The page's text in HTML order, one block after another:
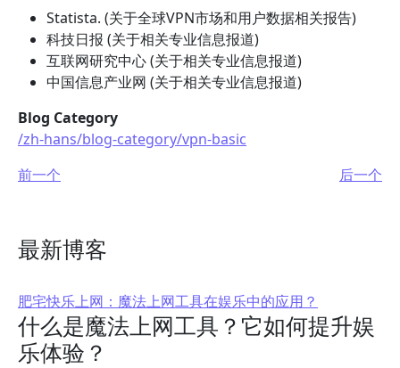
Statista. (关于全球VPN市场和用户数据相关报告)
科技日报 (关于相关专业信息报道)
互联网研究中心 (关于相关专业信息报道)
中国信息产业网 (关于相关专业信息报道)
Blog Category
/zh-hans/blog-category/vpn-basic
前一个
后一个
最新博客
肥宅快乐上网：魔法上网工具在娱乐中的应用？
什么是魔法上网工具？它如何提升娱
乐体验？